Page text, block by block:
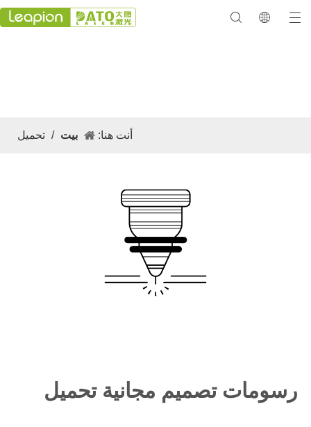
أنت هنا: بيت / تحميل
رسومات تصميم مجانية تحميل